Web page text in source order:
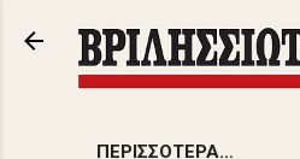
Μετάβαση στο
ΠΕΡΙΣΣΌΤΕΡΑ…